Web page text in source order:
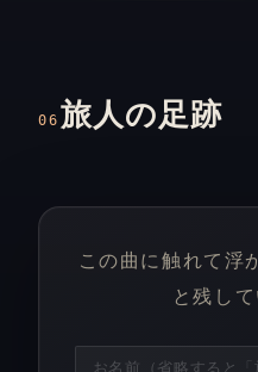
06 旅人の足跡
この曲に触れて浮
と残し